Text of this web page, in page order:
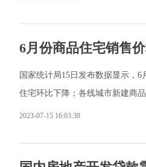
6月份商品住宅销售
国家统计局15日发布数据显示，
住宅环比下降；各线城市新建商
2023-07-15 16:03:38